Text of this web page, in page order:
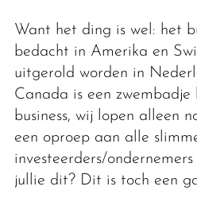
Want het ding is wel: het
bedacht in Amerika en
uitgerold worden in
Canada is een
business, wij lopen alleen
een oproep aan alle
investeerders/
jullie dit? Dit is toch een